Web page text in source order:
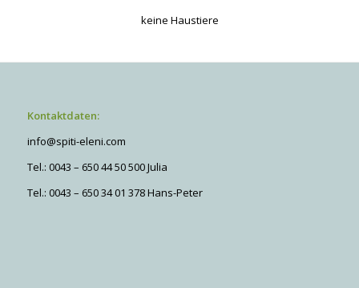
keine Haustiere
Kontaktdaten:
info@spiti-eleni.com
Tel.: 0043 – 650 44 50 500 Julia
Tel.: 0043 – 650 34 01 378 Hans-Peter